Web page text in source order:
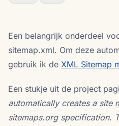
Een belangrijk onderdeel
sitemap.xml. Om deze
gebruik ik de XML Sitemap
Een stukje uit de project
automatically creates a site
sitemaps.org specification.